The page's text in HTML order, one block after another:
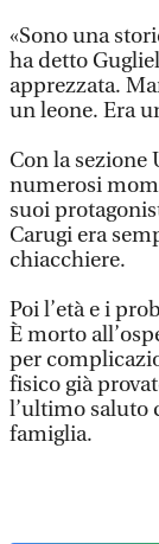
«Sono una
ha detto
apprezzata.
un leone. Era
Con la sezione
numerosi
suoi
Carugi era
chiacchiere.
Poi l’età e i
È morto
per
fisico già
l’ultimo saluto
famiglia.